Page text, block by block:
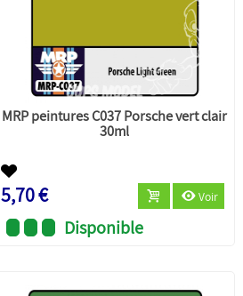
MRP peintures C037 Porsche vert clair
30ml
5,70 € Voir
Disponible